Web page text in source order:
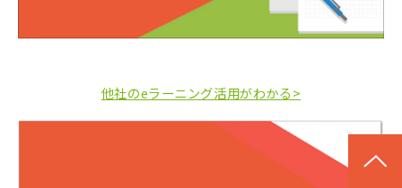
他社のeラーニング活用がわかる>